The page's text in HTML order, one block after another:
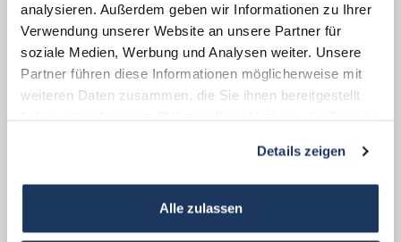
analysieren. Außerdem geben wir Informationen zu Ihrer
Verwendung unserer Website an unsere Partner für
soziale Medien, Werbung und Analysen weiter. Unsere
Partner führen diese Informationen möglicherweise mit
weiteren Daten zusammen, die Sie ihnen bereitgestellt
Details zeigen
Alle zulassen
die zweite Phase wählt das Preisgericht
maximal 15 Teams aus. Die Preisverleihung
findet im Frühjahr 2027 statt. Alle
Informationen zum Verfahren sind auf der
Der Granitabbau im ehemaligen KZ-
Steinbruch am „Wurmstein“ in Flossenbürg